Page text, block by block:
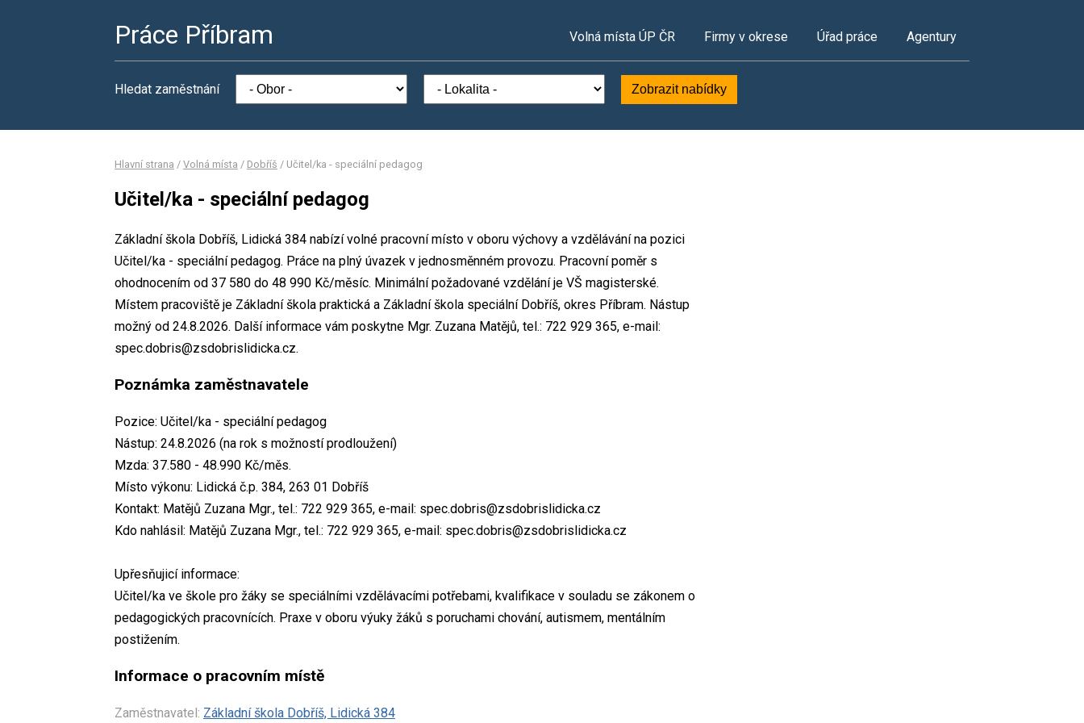
Práce Příbram Volná místa ÚP ČR Firmy v okrese Úřad práce Agentury
Hledat zaměstnání Zobrazit nabídky
Hlavní strana / Volná místa / Dobříš / Učitel/ka - speciální pedagog
Učitel/ka - speciální pedagog
Základní škola Dobříš, Lidická 384 nabízí volné pracovní místo v oboru výchovy a vzdělávání na pozici
Učitel/ka - speciální pedagog. Práce na plný úvazek v jednosměnném provozu. Pracovní poměr s
ohodnocením od 37 580 do 48 990 Kč/měsíc. Minimální požadované vzdělání je VŠ magisterské.
Místem pracoviště je Základní škola praktická a Základní škola speciální Dobříš, okres Příbram. Nástup
možný od 24.8.2026. Další informace vám poskytne Mgr. Zuzana Matějů, tel.: 722 929 365, e-mail:
spec.dobris@zsdobrislidicka.cz.
Poznámka zaměstnavatele
Pozice: Učitel/ka - speciální pedagog
Nástup: 24.8.2026 (na rok s možností prodloužení)
Mzda: 37.580 - 48.990 Kč/měs.
Místo výkonu: Lidická č.p. 384, 263 01 Dobříš
Kontakt: Matějů Zuzana Mgr., tel.: 722 929 365, e-mail: spec.dobris@zsdobrislidicka.cz
Kdo nahlásil: Matějů Zuzana Mgr., tel.: 722 929 365, e-mail: spec.dobris@zsdobrislidicka.cz
Upřesňujicí informace:
Učitel/ka ve škole pro žáky se speciálními vzdělávacími potřebami, kvalifikace v souladu se zákonem o
pedagogických pracovnících. Praxe v oboru výuky žáků s poruchami chování, autismem, mentálním
postižením.
Informace o pracovním místě
Zaměstnavatel: Základní škola Dobříš, Lidická 384